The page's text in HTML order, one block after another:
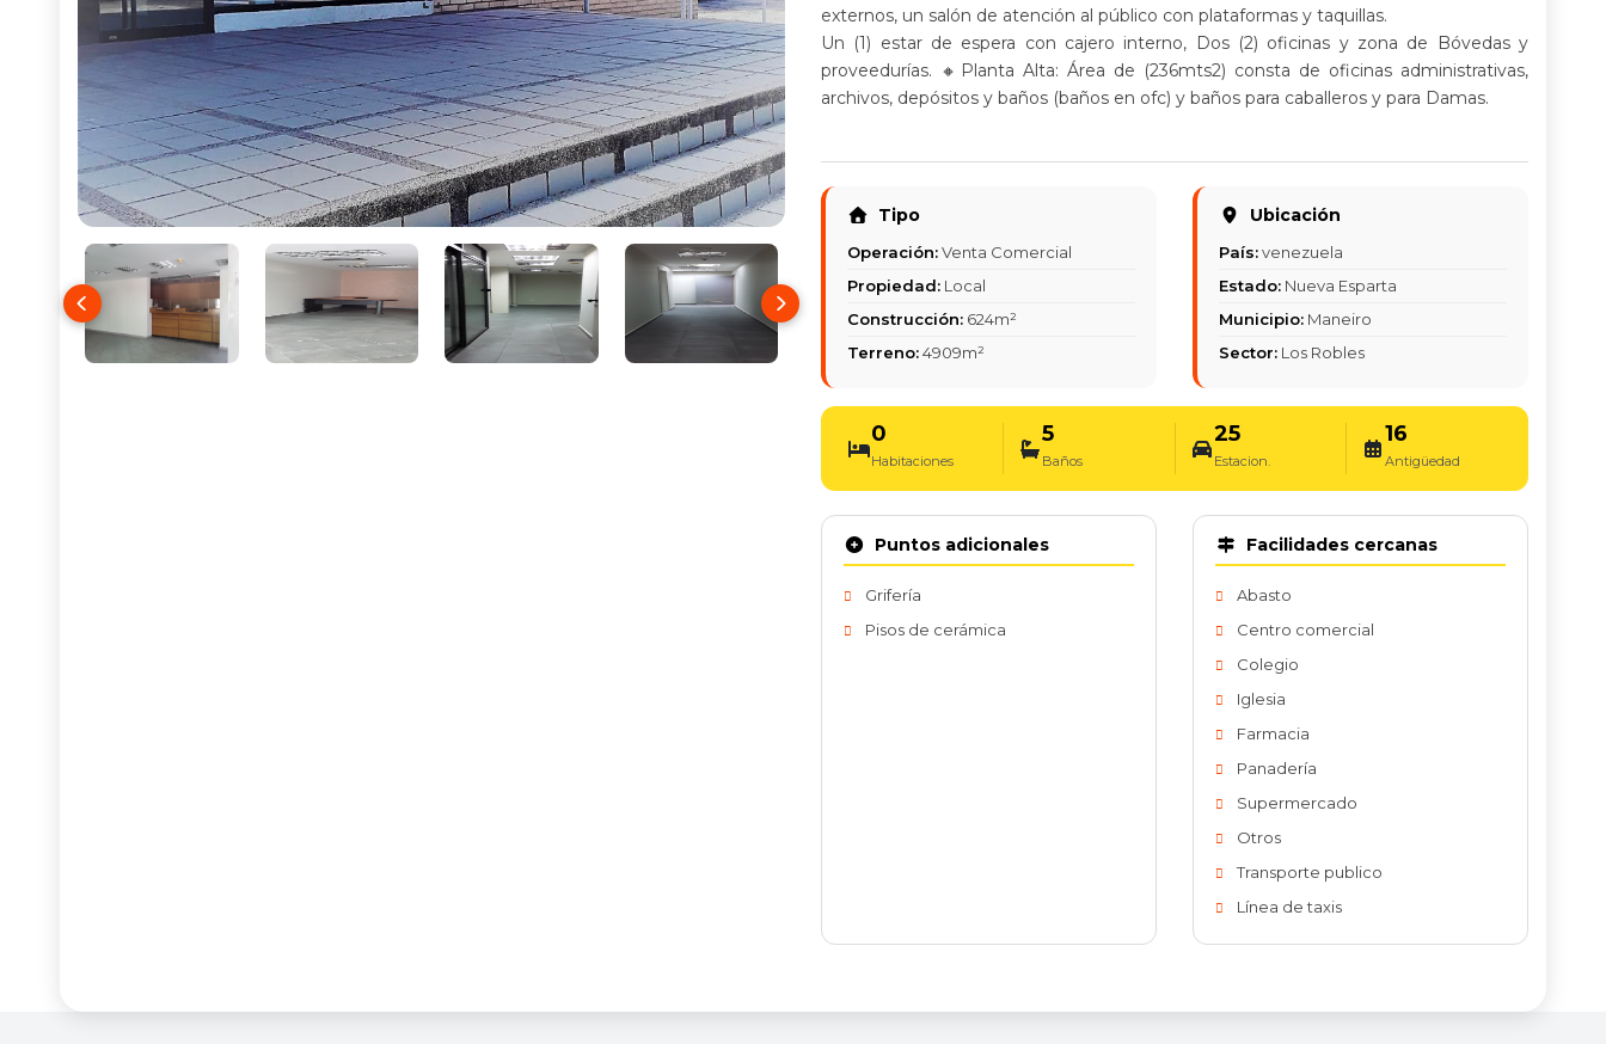
externos, un salón de atención al público con plataformas y taquillas.
Un (1) estar de espera con cajero interno, Dos (2) oficinas y zona de Bóvedas y
proveedurías. 🔸Planta Alta: Área de (236mts2) consta de oficinas administrativas,
archivos, depósitos y baños (baños en ofc) y baños para caballeros y para Damas.
Tipo
Operación:Venta Comercial
Propiedad: Local
Construcción: 624m²
Terreno:4909m²
Ubicación
País:venezuela
Estado: Nueva Esparta
Municipio: Maneiro
Sector: Los Robles
0
Habitaciones
5
Baños
25
Estacion.
16
Antigüedad
Puntos adicionales
Grifería
Pisos de cerámica
Facilidades cercanas
Abasto
Centro comercial
Colegio
Iglesia
Farmacia
Panadería
Supermercado
Otros
Transporte publico
Línea de taxis